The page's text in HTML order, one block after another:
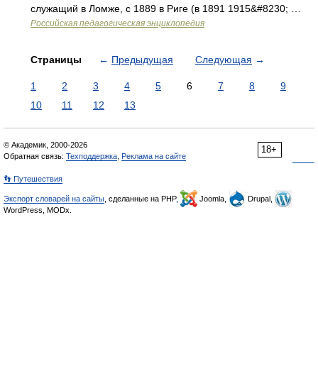
служащий в Ломже, с 1889 в Риге (в 1891 1915&#8230; …
Российская педагогическая энциклопедия
Страницы ← Предыдущая Следующая →
1 2 3 4 5 6 7 8
9
10
11 12 13
18+
© Академик, 2000-2026
Обратная связь: Техподдержка Реклама на сайте
👣 Путешествия
Экспорт словарей на сайты , сделанные на PHP, Joomla,
Drupal,
WordPress, MODx.